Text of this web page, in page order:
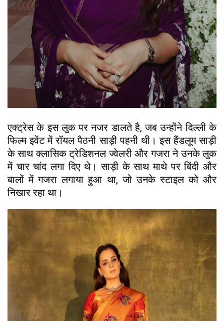
एक्ट्रेस के इस लुक पर नजर डालते है, जब उन्होंने दिल्ली के
फिल्म इवेंट में रॉयल पैठनी साड़ी पहनी थी। इस हैंडलूम साड़ी
के साथ क्लासिक ट्रेडिशनल ज्वेलरी और गजरा ने उनके लुक
में चार चांद लगा दिए थे। साड़ी के साथ माथे पर बिंदी और
बालों में गजरा लगाया हुआ था, जो उनके स्टाइल को और
निखार रहा था।